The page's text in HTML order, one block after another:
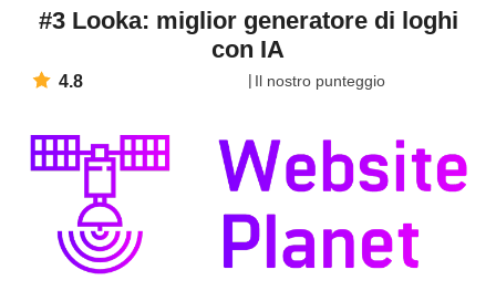
#3 Looka: miglior generatore di loghi
con IA
4.8 Il nostro punteggio